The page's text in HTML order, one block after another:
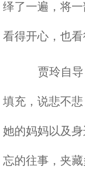
绎了一遍，将
看得开心，也
贾玲自导自
填充，说悲不
她的妈妈以及
忘的往事，夹